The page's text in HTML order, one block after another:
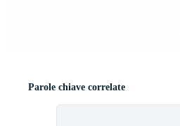
Parole chiave correlate